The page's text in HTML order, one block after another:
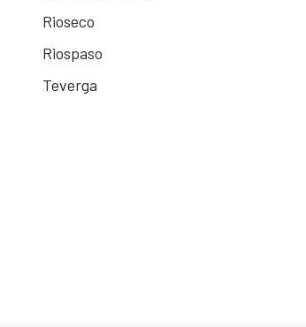
Rioseco
Riospaso
Teverga